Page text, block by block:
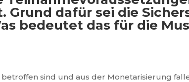
Grund dafür sei die
bedeutet das für die
betroffen sind und aus der Monetarisierung